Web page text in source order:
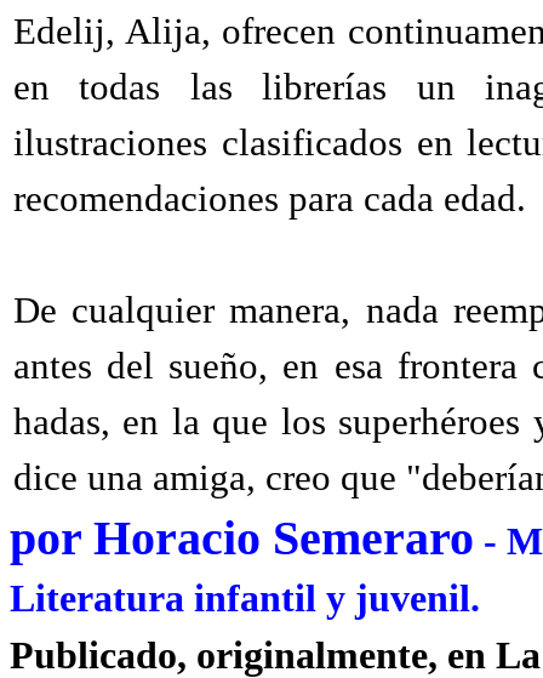
Edelij, Alija, ofrecen
en todas las librerías un
ilustraciones clasificados en
recomendaciones para cada edad.
De cualquier manera, nada
antes del sueño, en esa
hadas, en la que los
dice una amiga, creo que
por Horacio Semeraro -
Literatura infantil y juvenil.
Publicado, originalmente, en